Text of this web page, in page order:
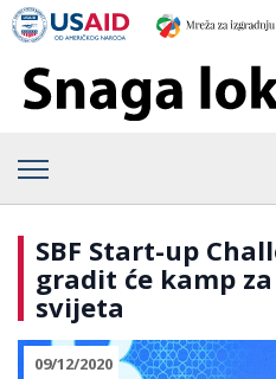
SBF Start-up
gradit će kamp
svijeta
09/12/2020